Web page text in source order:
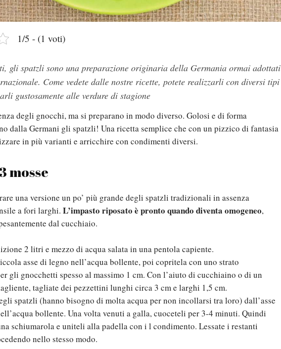
1/5 - (1 voti)
gli spatzli sono una preparazione originaria della Germania ormai adottati
Come vedete dalle nostre ricette, potete realizzarli con diversi tipi
gustosamente alle verdure di stagione
degli gnocchi, ma si preparano in modo diverso. Golosi e di forma
dalla Germani gli spatzli! Una ricetta semplice che con un pizzico di fantasia
in più varianti e arricchire con condimenti diversi.
mosse
una versione un po’ più grande degli spatzli tradizionali in assenza
a fori larghi. L’impasto riposato è pronto quando diventa omogeneo,
dal cucchiaio.
2 litri e mezzo di acqua salata in una pentola capiente.
asse di legno nell’acqua bollente, poi copritela con uno strato
gli gnocchetti spesso al massimo 1 cm. Con l’aiuto di cucchiaino o di un
tagliate dei pezzettini lunghi circa 3 cm e larghi 1,5 cm.
spatzli (hanno bisogno di molta acqua per non incollarsi tra loro) dall’asse
bollente. Una volta venuti a galla, cuoceteli per 3-4 minuti. Quindi
schiumarola e uniteli alla padella con i l condimento. Lessate i restanti
nello stesso modo.